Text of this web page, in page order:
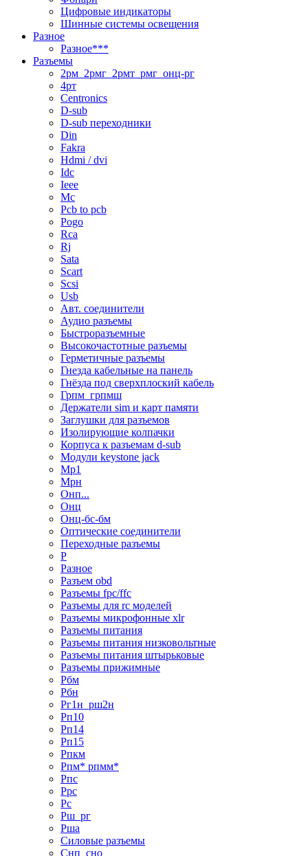
Цифровые индикаторы
Шинные системы освещения
Разное
Разное***
Разъемы
2рм_2рмг_2рмт_рмг_онц-рг
4рт
Centronics
D-sub
D-sub переходники
Din
Fakra
Hdmi / dvi
Idc
Ieee
Mc
Pcb to pcb
Pogo
Rca
Rj
Sata
Scart
Scsi
Usb
Авт. соединители
Аудио разъемы
Быстроразъемные
Высокочастотные разъемы
Герметичные разъемы
Гнезда кабельные на панель
Гнёзда под сверхплоский кабель
Грпм_грпмш
Держатели sim и карт памяти
Заглушки для разъемов
Изолирующие колпачки
Корпуса к разъемам d-sub
Модули keystone jack
Мр1
Мрн
Онп...
Онц
Онц-бс-бм
Оптические соединители
Переходные разъемы
Р
Разное
Разъем obd
Разъемы fpc/ffc
Разъемы для rc моделей
Разъемы микрофонные xlr
Разъемы питания
Разъемы питания низковольтные
Разъемы питания штырьковые
Разъемы прижимные
Рбм
Рбн
Рг1н_рш2н
Рп10
Рп14
Рп15
Рпкм
Рпм* рпмм*
Рпс
Ррс
Рс
Рш_рг
Рша
Силовые разъемы
Снп_сно